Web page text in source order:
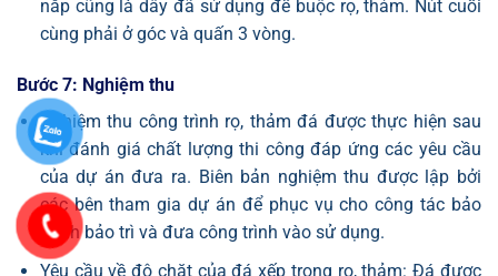
nắp cũng là dây đã sử dụng để buộc rọ, thảm. Nút cuối
cùng phải ở góc và quấn 3 vòng.
Bước 7: Nghiệm thu
Nghiệm thu công trình rọ, thảm đá được thực hiện sau
khi đánh giá chất lượng thi công đáp ứng các yêu cầu
của dự án đưa ra. Biên bản nghiệm thu được lập bởi
các bên tham gia dự án để phục vụ cho công tác bảo
hành bảo trì và đưa công trình vào sử dụng.
Yêu cầu về độ chặt của đá xếp trong rọ, thảm: Đá được